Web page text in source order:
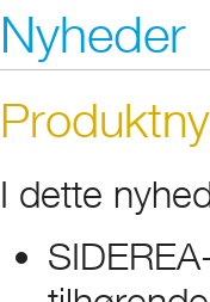
Nyheder
I dette